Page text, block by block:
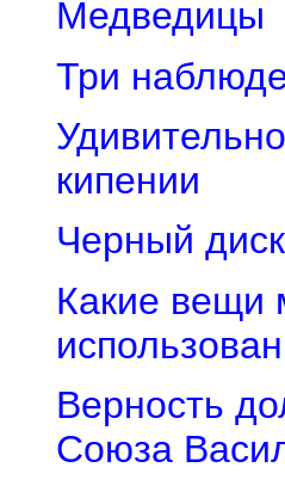
Медведицы
Три
кипении
Черный
Какие вещи
Верность
Союза